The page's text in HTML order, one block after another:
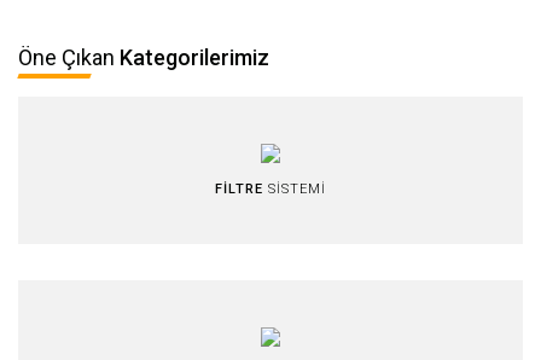
Öne Çıkan Kategorilerimiz
FİLTRE SİSTEMİ